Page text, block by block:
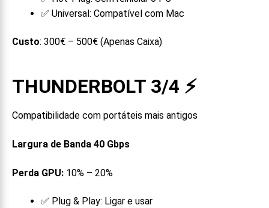
✅ Universal: Compatível com Mac
Custo: 300€ – 500€ (Apenas Caixa)
THUNDERBOLT 3/4 ⚡
Compatibilidade com portáteis mais antigos
Largura de Banda 40 Gbps
Perda GPU: 10% – 20%
✅ Plug & Play: Ligar e usar